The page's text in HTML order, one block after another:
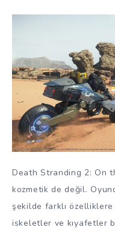
Death Stranding 2: On
kozmetik de değil.
şekilde farklı özelliklere
iskeletler ve kıyafetler